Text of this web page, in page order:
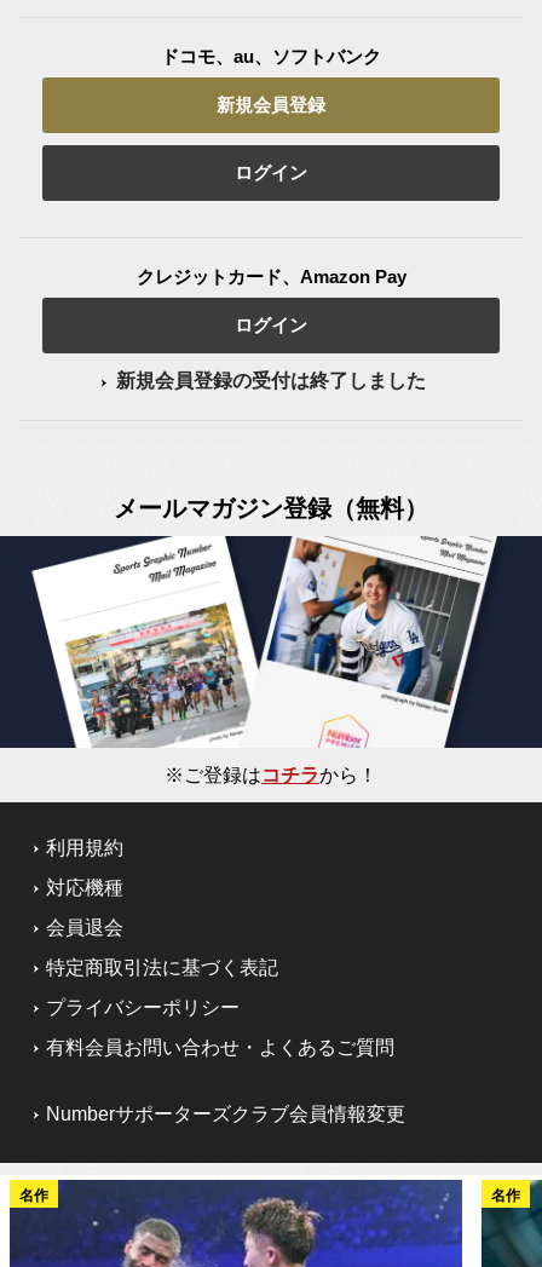
ドコモ、au、ソフトバンク
新規会員登録
ログイン
クレジットカード、Amazon Pay
ログイン
新規会員登録の受付は終了しました
メールマガジン登録（無料）
※ご登録はコチラから！
利用規約
対応機種
会員退会
特定商取引法に基づく表記
プライバシーポリシー
有料会員お問い合わせ・よくあるご質問
Numberサポーターズクラブ会員情報変更
名作 名作